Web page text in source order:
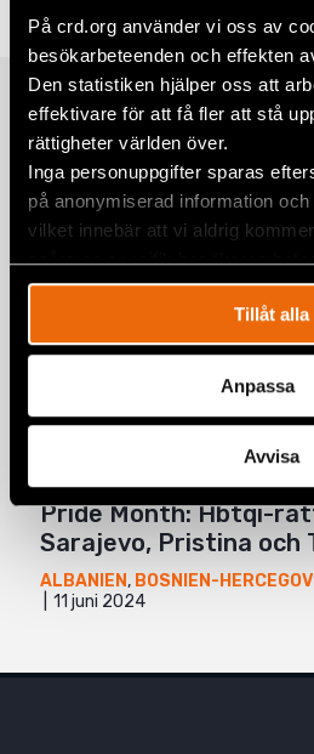
På crd.org använder vi oss av
besökarbeteenden och effekten
Den statistiken hjälper oss att
effektivare för att få fler att stå
rättigheter världen över.
Inga personuppgifter sparas
på anonymiserad information
vilket innebär att vi aldrig
spåra en specifik besökares
Tillåt alla
Anpassa
Avvisa
Twitter
Google+
Mail
Relaterade
Prideparad i Bosnien
samlade hundratals för
rättigheter
BOSNIEN-HERCEGOVINA,
Sverige underminerar
rättigheter i Europa
SVERIGE 8
Pride Month: Hbtqi-
Sarajevo, Pristina och
ALBANIEN , BOSNIEN-
11 juni 2024